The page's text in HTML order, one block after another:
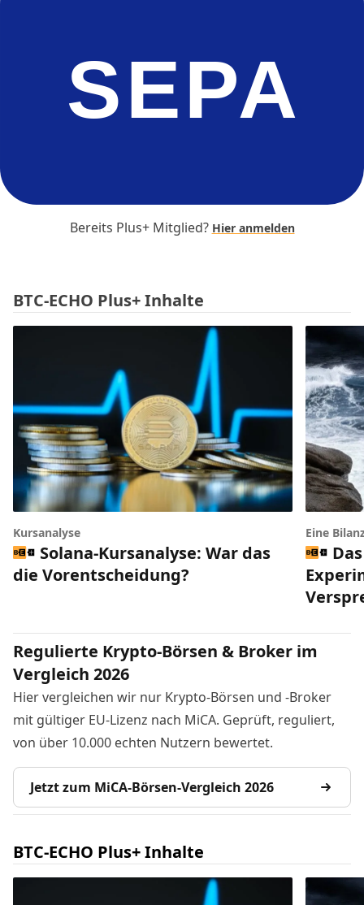
SEPA
Bereits Plus+ Mitglied? Hier anmelden
BTC-ECHO Plus+ Inhalte
Kursanalyse
Solana-Kursanalyse: War das
die Vorentscheidung?
Eine
Regulierte Krypto-Börsen & Broker im
Vergleich 2026
Hier vergleichen wir nur Krypto-Börsen und -Broker
mit gültiger EU-Lizenz nach MiCA. Geprüft, reguliert,
von über 10.000 echten Nutzern bewertet.
Jetzt zum MiCA-Börsen-Vergleich 2026
BTC-ECHO Plus+ Inhalte